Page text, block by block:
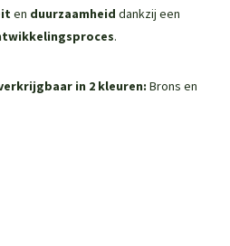
en duurzaamheid dankzij een
.
in 2 kleuren: Brons en